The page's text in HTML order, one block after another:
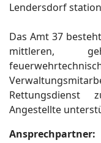
Lendersdorf
Das Amt 37
mittleren,
Rettungsdienst
Angestellte
Ansprechpartner: